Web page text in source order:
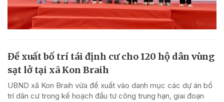
Đề xuất bố trí tái định cư cho 120 hộ dân vùng
sạt lở tại xã Kon Braih
UBND xã Kon Braih vừa đề xuất vào danh mục các dự án bố
trí dân cư trong kế hoạch đầu tư công trung hạn, giai đoạn